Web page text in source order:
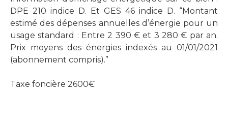
DPE 210 indice D. Et GES 46 indice D. “Montant
estimé des dépenses annuelles d’énergie pour un
usage standard : Entre 2 390 € et 3 280 € par an.
Prix moyens des énergies indexés au 01/01/2021
(abonnement compris).”
Taxe foncière 2600€